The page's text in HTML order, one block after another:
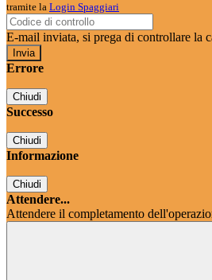
tramite la Login Spaggiari
E-mail inviata, si prega di controllare la
Errore
Chiudi
Successo
Chiudi
Informazione
Chiudi
Attendere...
Attendere il completamento